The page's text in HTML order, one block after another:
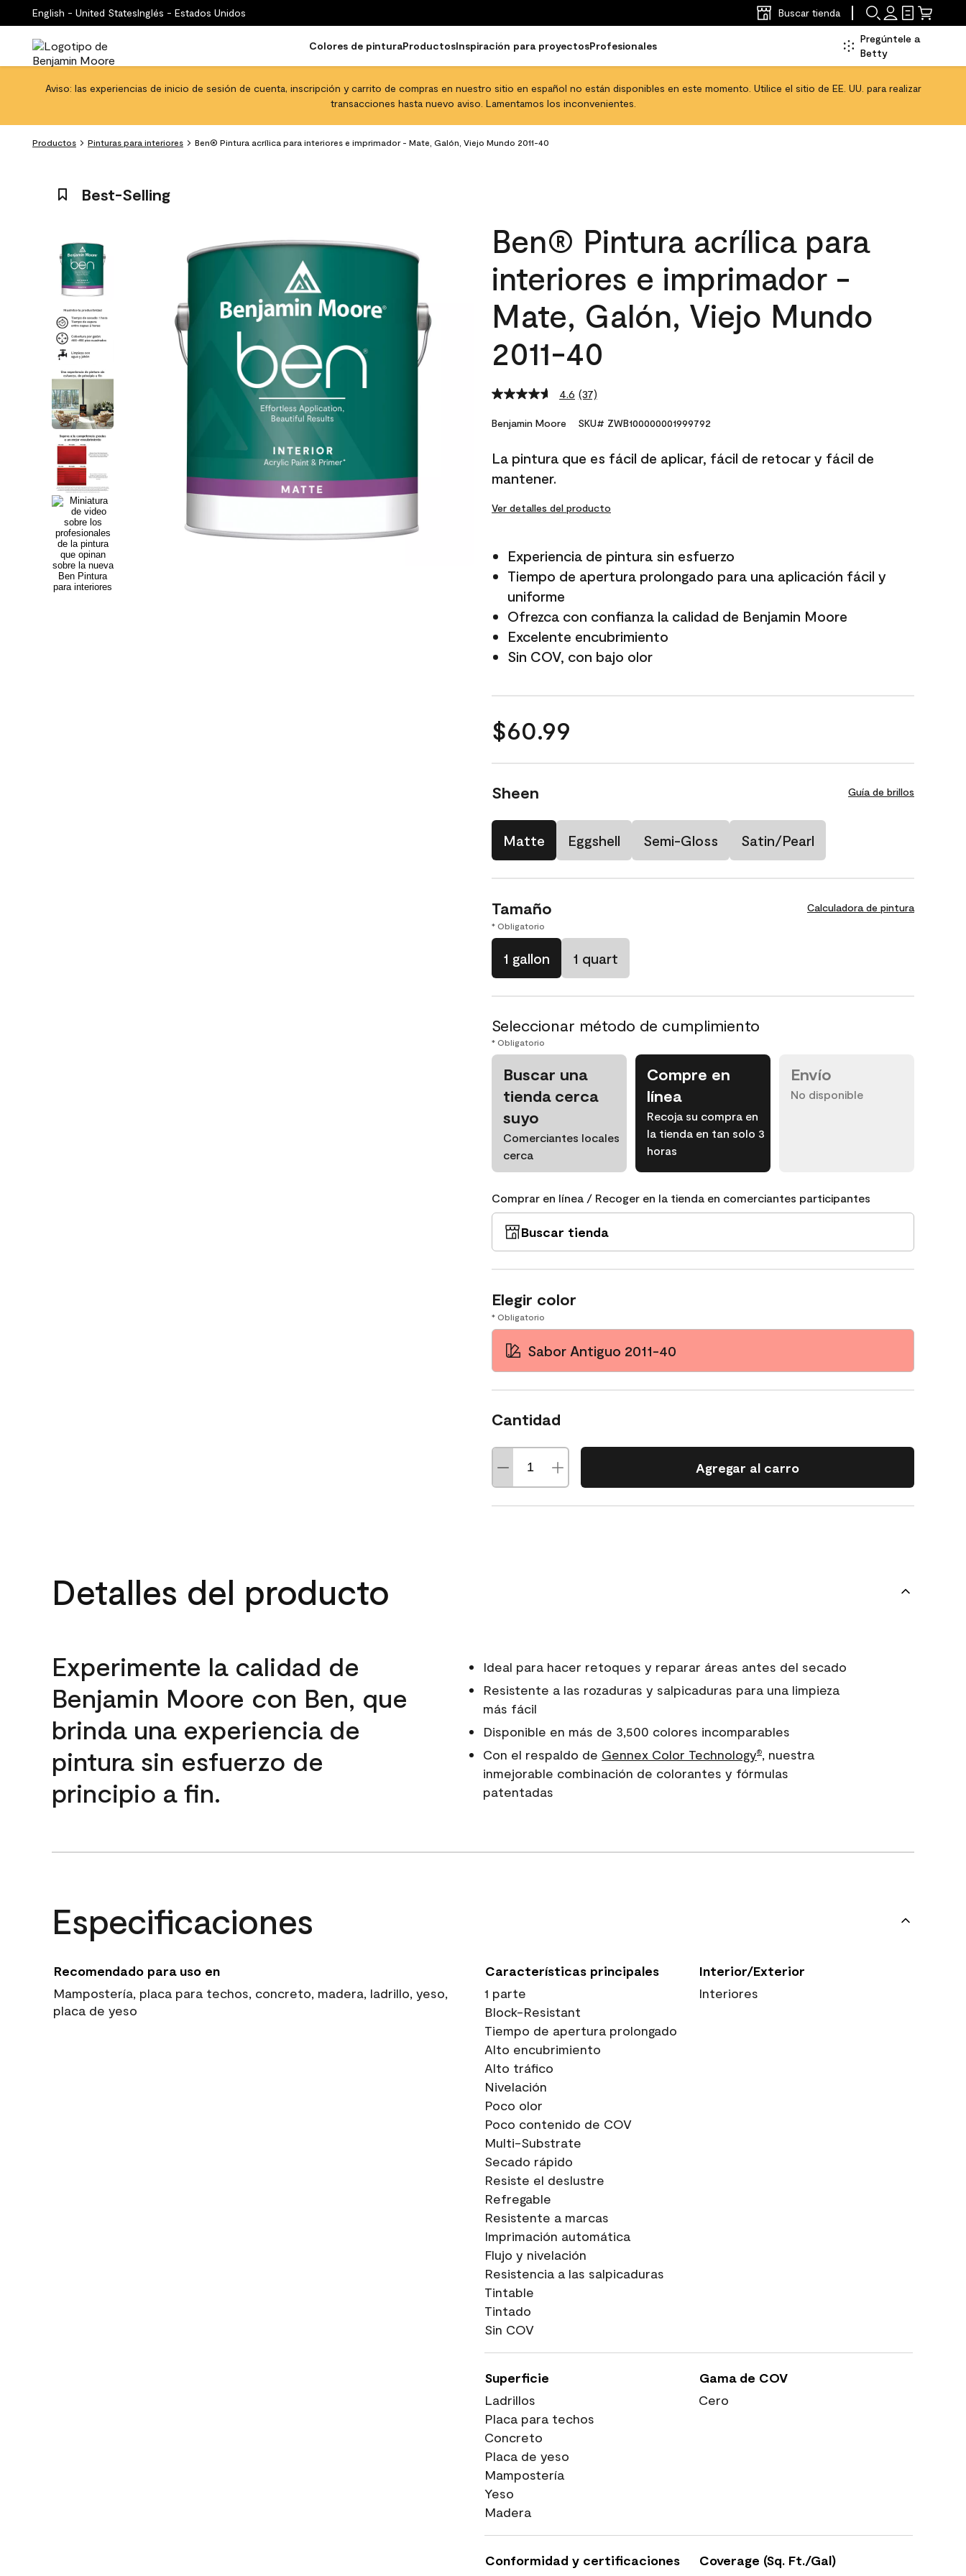
English - United StatesInglés - Estados Unidos Buscar tienda
Colores de pinturaProductosInspiración para proyectosProfesionales
Pregúntele a
Betty
Aviso: las experiencias de inicio de sesión de cuenta, inscripción y carrito de compras en nuestro sitio en español no están disponibles en este momento. Utilice el sitio de EE. UU. para realizar
transacciones hasta nuevo aviso. Lamentamos los inconvenientes.
Productos Pinturas para interiores Ben® Pintura acrílica para interiores e imprimador - Mate, Galón, Viejo Mundo 2011-40
Best-Selling
Ben® Pintura acrílica para
interiores e imprimador -
Mate, Galón, Viejo Mundo
2011-40
4.6 Read
Reviews.
link.
(37)
Benjamin Moore SKU# ZWB100000001999792
La pintura que es fácil de aplicar, fácil de retocar y fácil de
mantener.
Ver detalles del producto
Experiencia de pintura sin esfuerzo
Tiempo de apertura prolongado para una aplicación fácil y
uniforme
Ofrezca con confianza la calidad de Benjamin Moore
Excelente encubrimiento
Sin COV, con bajo olor
$60.99
Sheen Guía de brillos
Matte Eggshell Semi-Gloss Satin/Pearl
Tamaño Calculadora de pintura
* Obligatorio
1 gallon 1 quart
Seleccionar método de cumplimiento
* Obligatorio
Buscar una
tienda cerca
suyo
Comerciantes locales
cerca
Compre en
línea
Recoja su compra en
la tienda en tan solo 3
horas
Envío
No disponible
Comprar en línea / Recoger en la tienda en comerciantes participantes
Buscar tienda
Elegir color
* Obligatorio
Sabor Antiguo 2011-40
Cantidad
Agregar al carro
Detalles del producto
Experimente la calidad de
Benjamin Moore con Ben, que
brinda una experiencia de
pintura sin esfuerzo de
principio a fin.
Ideal para hacer retoques y reparar áreas antes del secado
Resistente a las rozaduras y salpicaduras para una limpieza
más fácil
Disponible en más de 3,500 colores incomparables
Con el respaldo de Gennex Color Technology®, nuestra
inmejorable combinación de colorantes y fórmulas
patentadas
Especificaciones
Recomendado para uso en
Mampostería, placa para techos, concreto, madera, ladrillo, yeso,
placa de yeso
Características principales
1 parte
Block-Resistant
Tiempo de apertura prolongado
Alto encubrimiento
Alto tráfico
Nivelación
Poco olor
Poco contenido de COV
Multi-Substrate
Secado rápido
Resiste el deslustre
Refregable
Resistente a marcas
Imprimación automática
Flujo y nivelación
Resistencia a las salpicaduras
Tintable
Tintado
Sin COV
Interior/Exterior
Interiores
Superficie
Ladrillos
Placa para techos
Concreto
Placa de yeso
Mampostería
Yeso
Madera
Gama de COV
Cero
Conformidad y certificaciones
Coverage (Sq. Ft./Gal)